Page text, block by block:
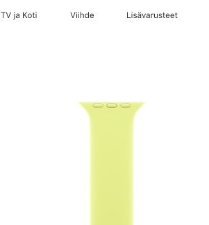
TV ja Koti Viihde Lisävarusteet